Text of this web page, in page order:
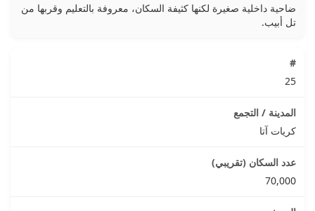
ضاحية داخلية صغيرة لكنها كثيفة السكان، معروفة بالتعليم وقربها من
تل أبيب.
25
كريات آتا
70,000